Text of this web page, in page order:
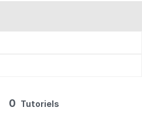
0 Tutoriels